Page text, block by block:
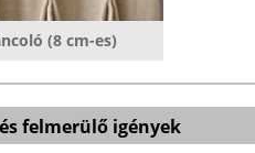
(8 cm-es)
felmerülő igények